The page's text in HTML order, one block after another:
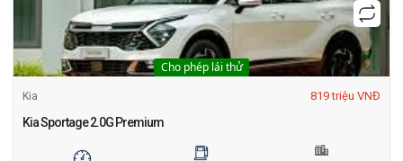
Cho phép lái thử
Kia 819 triệu VNĐ
Kia Sportage 2.0G Premium